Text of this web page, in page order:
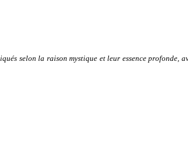
selon la raison mystique et leur essence profonde,